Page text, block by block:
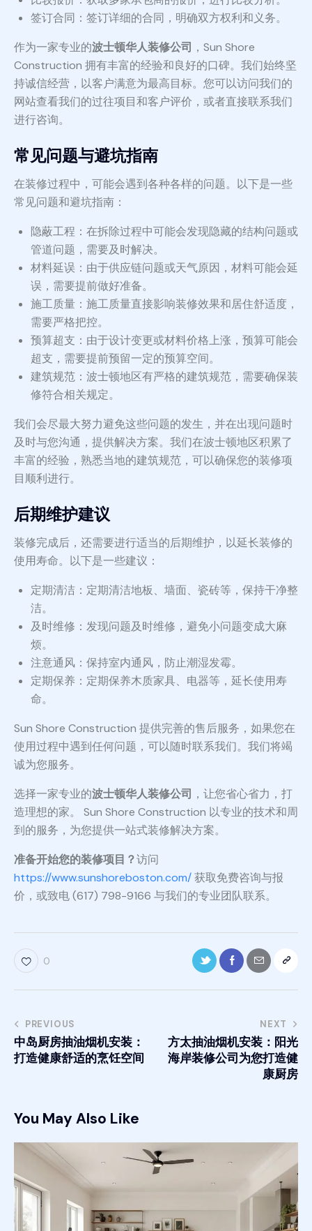
签订合同：签订详细的合同，明确双方权利和义务。
作为一家专业的波士顿华人装修公司 ，Sun Shore
Construction 拥有丰富的经验和良好的口碑。我们始终坚
持诚信经营，以客户满意为最高目标。您可以访问我们的
网站查看我们的过往项目和客户评价，或者直接联系我们
进行咨询。
常见问题与避坑指南
在装修过程中，可能会遇到各种各样的问题。以下是一些
常见问题和避坑指南：
隐蔽工程：在拆除过程中可能会发现隐藏的结构问题或
管道问题，需要及时解决。
材料延误：由于供应链问题或天气原因，材料可能会延
误，需要提前做好准备。
施工质量：施工质量直接影响装修效果和居住舒适度，
需要严格把控。
预算超支：由于设计变更或材料价格上涨，预算可能会
超支，需要提前预留一定的预算空间。
建筑规范：波士顿地区有严格的建筑规范，需要确保装
修符合相关规定。
我们会尽最大努力避免这些问题的发生，并在出现问题时
及时与您沟通，提供解决方案。我们在波士顿地区积累了
丰富的经验，熟悉当地的建筑规范，可以确保您的装修项
目顺利进行。
后期维护建议
装修完成后，还需要进行适当的后期维护，以延长装修的
使用寿命。以下是一些建议：
定期清洁：定期清洁地板、墙面、瓷砖等，保持干净整
洁。
及时维修：发现问题及时维修，避免小问题变成大麻
烦。
注意通风：保持室内通风，防止潮湿发霉。
定期保养：定期保养木质家具、电器等，延长使用寿
命。
Sun Shore Construction 提供完善的售后服务，如果您在
使用过程中遇到任何问题，可以随时联系我们。我们将竭
诚为您服务。
选择一家专业的波士顿华人装修公司 ，让您省心省力，打
造理想的家。 Sun Shore Construction 以专业的技术和周
到的服务，为您提供一站式装修解决方案。
准备开始您的装修项目？访问
https://www.sunshoreboston.com/获取免费咨询与报
价，或致电 (617) 798-9166 与我们的专业团队联系。
0
PREVIOUS
中岛厨房抽油烟机安装：
打造健康舒适的烹饪空间
NEXT
方太抽油烟机安装：阳光
海岸装修公司为您打造健
康厨房
You May Also Like